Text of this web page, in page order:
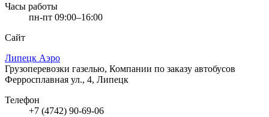
Часы работы
пн-пт 09:00–16:00
Сайт
Липецк Аэро
Грузоперевозки газелью, Компании по заказу автобусов
Ферросплавная ул., 4, Липецк
Телефон
+7 (4742) 90-69-06